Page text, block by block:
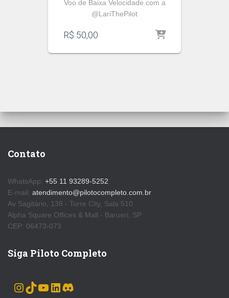
Voo de Baixa Velocidade com a
@LariThePilot
R$ 50,00
Contato
WhatsApp: +55 11 93289-5252
E-mail: atendimento@pilotocompleto.com.br
Av Sagitário, 138 - Torre City, Sala 510
Alpha Square Offices & Mall - Barueri, SP
CEP: 06473-073
Siga Piloto Completo
INSTAGRAM TIKTOK YOUTUBE LINKEDIN